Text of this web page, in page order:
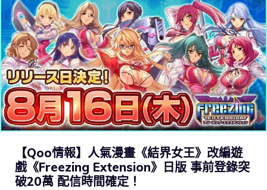
【Qoo情報】人氣漫畫《結界女王》改編遊
戲《Freezing Extension》日版 事前登錄突
破20萬 配信時間確定！